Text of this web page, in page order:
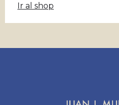
Ir al shop